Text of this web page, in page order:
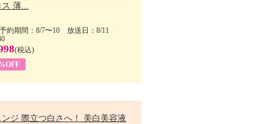
ス 薄...
約期間：8/7〜10 放送日：8/11
(税込)
ンジ 際立つ白さへ！ 美白美容液